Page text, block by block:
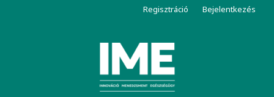
Regisztráció Bejelentkezés